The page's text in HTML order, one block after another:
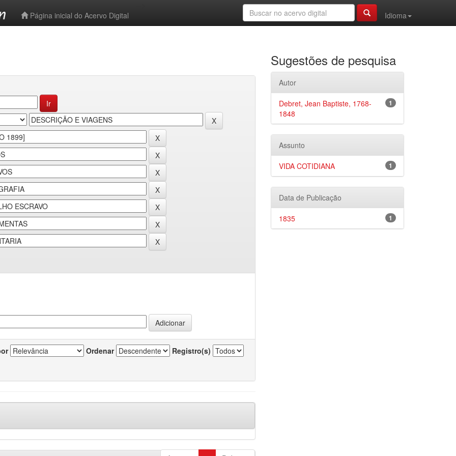
Página inicial do Acervo Digital
Idioma
Ordenar Registro(s)
Sugestões de pesquisa
Autor
1
Debret, Jean Baptiste, 1768-
1848
Assunto
1
VIDA COTIDIANA
Data de Publicação
1
1835